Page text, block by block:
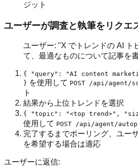
ジット
ユーザーが調査と執筆をリクエ
ユーザー: "X でトレンドの AI ト
て、最適なものについて記事を
{ "query": "AI content
} を使用して POST /api/agent/
ト
結果から上位トレンドを選択
{ "topic": "<top trend>",
使用して POST /api/agent/
完了するまでポーリング、ユー
を希望する場合は適応
ユーザーに返信: